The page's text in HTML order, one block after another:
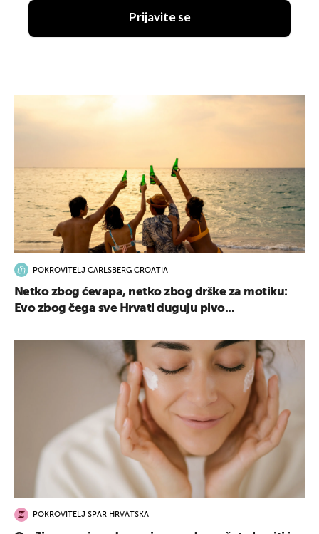
Prijavite se
POKROVITELJ CARLSBERG CROATIA
Netko zbog ćevapa, netko zbog drške za motiku:
Evo zbog čega sve Hrvati duguju pivo...
POKROVITELJ SPAR HRVATSKA